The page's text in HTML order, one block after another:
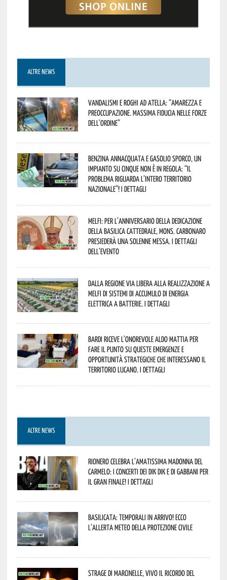
ALTRE NEWS
Vandalismi e roghi ad Atella: “Amarezza e
preoccupazione. Massima fiducia nelle Forze
dell’Ordine”
Benzina annacquata e gasolio sporco, un
impianto su cinque non è in regola: “il
problema riguarda l’intero territorio
Nazionale”! I dettagli
Melfi: per l’anniversario della Dedicazione
della Basilica Cattedrale, Mons. Carbonaro
presiederà una solenne messa. I dettagli
dell’evento
Dalla Regione via libera alla realizzazione a
Melfi di sistemi di accumulo di energia
elettrica a batterie. I dettagli
Bardi riceve l’onorevole Aldo Mattia per
fare il punto su queste emergenze e
opportunità strategiche che interessano il
territorio lucano. I dettagli
ALTRE NEWS
Rionero celebra l’amatissima Madonna del
Carmelo: i concerti dei DIK DIK e di Gabbani per
il gran finale! I dettagli
Basilicata: temporali in arrivo! Ecco
l’allerta meteo della Protezione civile
Strage di Marcinelle, vivo il ricordo del